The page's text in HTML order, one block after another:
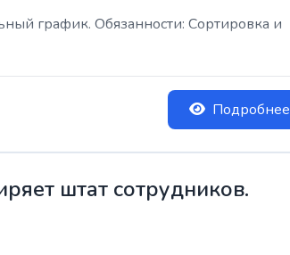
график. Обязанности: Сортировка и
Подробнее
штат сотрудников.